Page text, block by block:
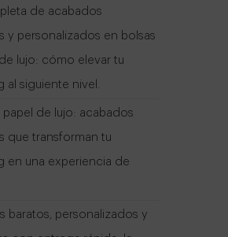
de acabados
y personalizados en bolsas
lujo: cómo elevar tu
al siguiente nivel.
papel de lujo: acabados
que transforman tu
en una experiencia de
baratos, personalizados y